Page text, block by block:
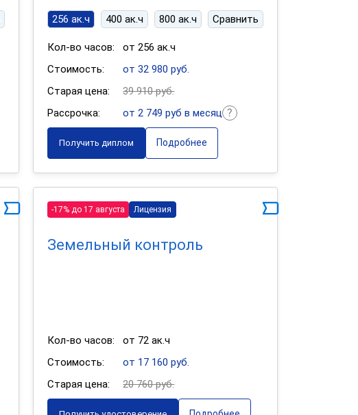
256 ак.ч 400 ак.ч 800 ак.ч Сравнить
Кол-во часов:
от 256 ак.ч
Стоимость:
от 32 980 руб.
Старая цена:
39 910 руб.
Рассрочка:
от 2 749 руб в месяц
Получить диплом Подробнее
-17% до 17 августа Лицензия
Земельный контроль
Кол-во часов:
от 72 ак.ч
Стоимость:
от 17 160 руб.
Старая цена:
20 760 руб.